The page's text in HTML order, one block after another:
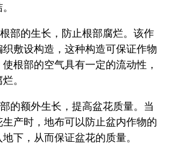
部的生长，防止根部腐烂。该作
敷设构造，这种构造可保证作物
根部的空气具有一定的流动性，
。
的额外生长，提高盆花质量。当
产时，地布可以防止盆内作物的
下，从而保证盆花的质量。